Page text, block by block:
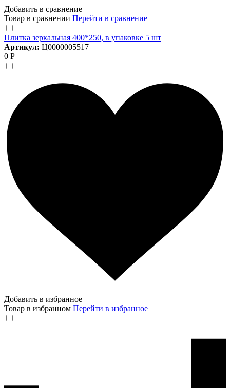
Добавить в сравнение
Товар в сравнении Перейти в сравнение
Плитка зеркальная 400*250, в упаковке 5 шт
Артикул: Ц0000005517
0 Р
Добавить в избранное
Товар в избранном Перейти в избранное